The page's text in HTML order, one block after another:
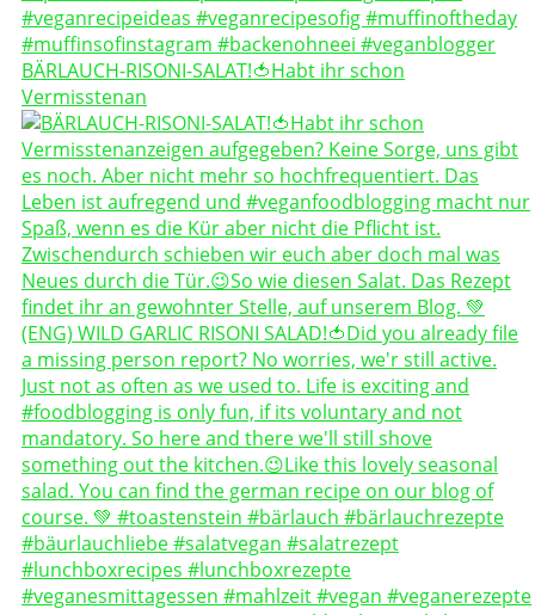
BÄRLAUCH-RISONI-SALAT!🍅Habt ihr schon
Vermisstenan